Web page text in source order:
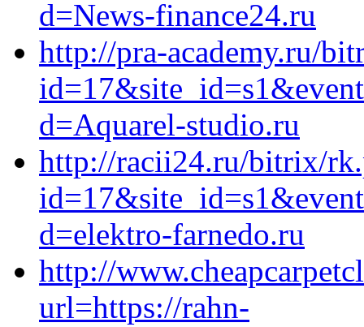
d=News-finance24.ru
http://pra-academy.ru/
d=Aquarel-studio.ru
http://racii24.ru/bitrix/
d=elektro-farnedo.ru
http://
url=https://rahn-